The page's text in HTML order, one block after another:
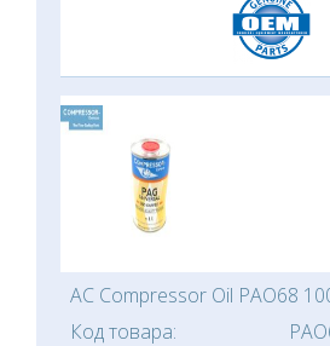
AC Compressor Oil PAO68
Код товара: